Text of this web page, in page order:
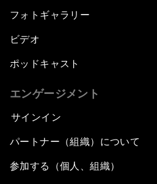
フォトギャラリー
ビデオ
ポッドキャスト
エンゲージメント
サインイン
パートナー（組織）について
参加する（個人、組織）